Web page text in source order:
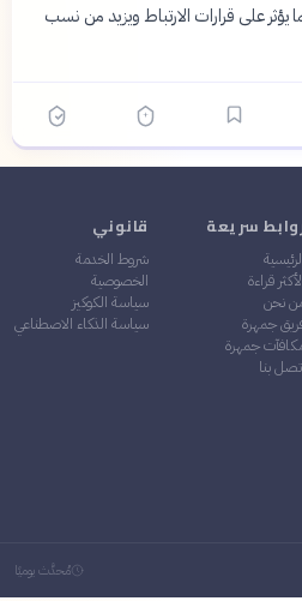
يؤثر على قرارات الارتباط ويزيد من نسب
سريعة
قراءة
نحن
جمهرة
جمهرة
بنا
قانوني
شروط الخدمة
الخصوصية
سياسة الكوكيز
سياسة الذكاء الاصطناعي
مُحدَّث يوميًا